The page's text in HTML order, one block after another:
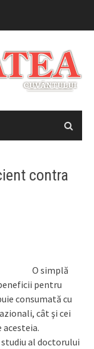
contra
O simplă
pentru
consumată cu
cât şi cei
al doctorului